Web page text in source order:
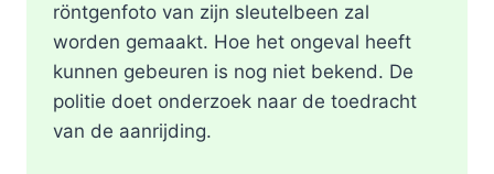
röntgenfoto van zijn sleutelbeen zal
worden gemaakt. Hoe het ongeval heeft
kunnen gebeuren is nog niet bekend. De
politie doet onderzoek naar de toedracht
van de aanrijding.